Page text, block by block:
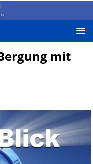
Zeit!
mit